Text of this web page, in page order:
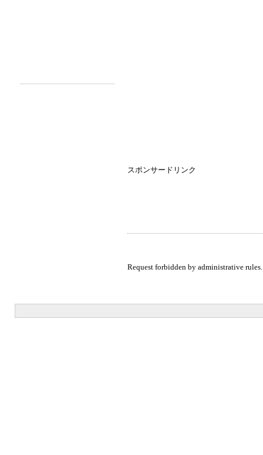
スポンサードリンク
Request forbidden by administrative rules.